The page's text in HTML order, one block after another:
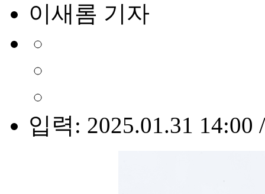
이새롬 기자
입력: 2025.01.31 14:00